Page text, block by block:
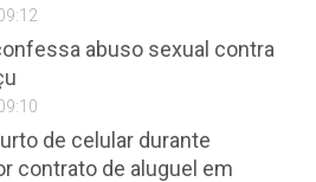
abuso sexual contra
de celular durante
contrato de aluguel em